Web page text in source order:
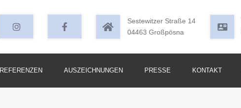
Instagram facebook
Sestewitzer Straße 14
04463 Großpösna
REFERENZEN AUSZEICHNUNGEN PRESSE KONTAKT